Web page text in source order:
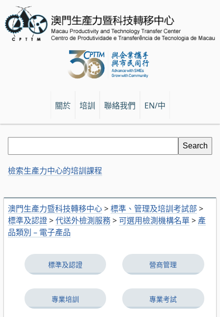
關於 培訓 聯絡我們 EN/中
澳門生產力暨科技轉移中心>標準、管理及培訓考試部 >
標準及認證>代送外檢測服務> 可選用檢測機構名單> 產
品類別 – 電子產品
標準及認證 營商管理
專業培訓 專業考試
檢索生產力中心的培訓課程